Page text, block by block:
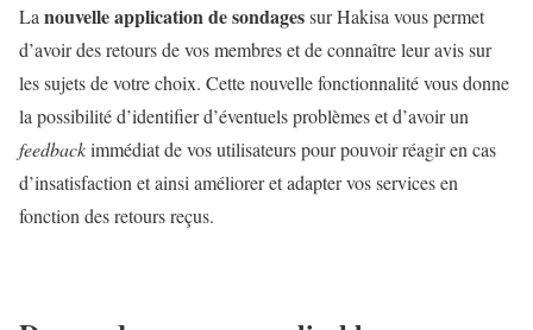
La nouvelle application de sondagessur Hakisa vous permet
d’avoir des retours de vos membres et de connaître leur avis sur
les sujets de votre choix. Cette nouvelle fonctionnalité vous donne
la possibilité d’identifier d’éventuels problèmes et d’avoir un
feedbackimmédiat de vos utilisateurs pour pouvoir réagir en cas
d’insatisfaction et ainsi améliorer et adapter vos services en
fonction des retours reçus.